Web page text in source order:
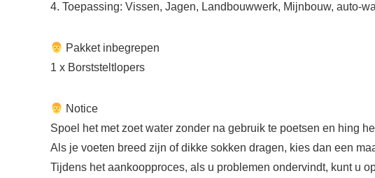
4. Toepassing: Vissen, Jagen, Landbouwwerk, Mijnbouw, auto-
‍ Pakket inbegrepen
1 x Borststeltlopers
‍ Notice
Spoel het met zoet water zonder na gebruik te poetsen en hing
Als je voeten breed zijn of dikke sokken dragen, kies dan een
Tijdens het aankoopproces, als u problemen ondervindt, kunt u